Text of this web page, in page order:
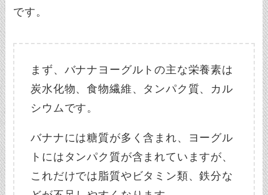
です。
まず、バナナヨーグルトの主な栄養素は
炭水化物、食物繊維、タンパク質、カル
シウムです。
バナナには糖質が多く含まれ、ヨーグル
トにはタンパク質が含まれていますが、
これだけでは脂質やビタミン類、鉄分な